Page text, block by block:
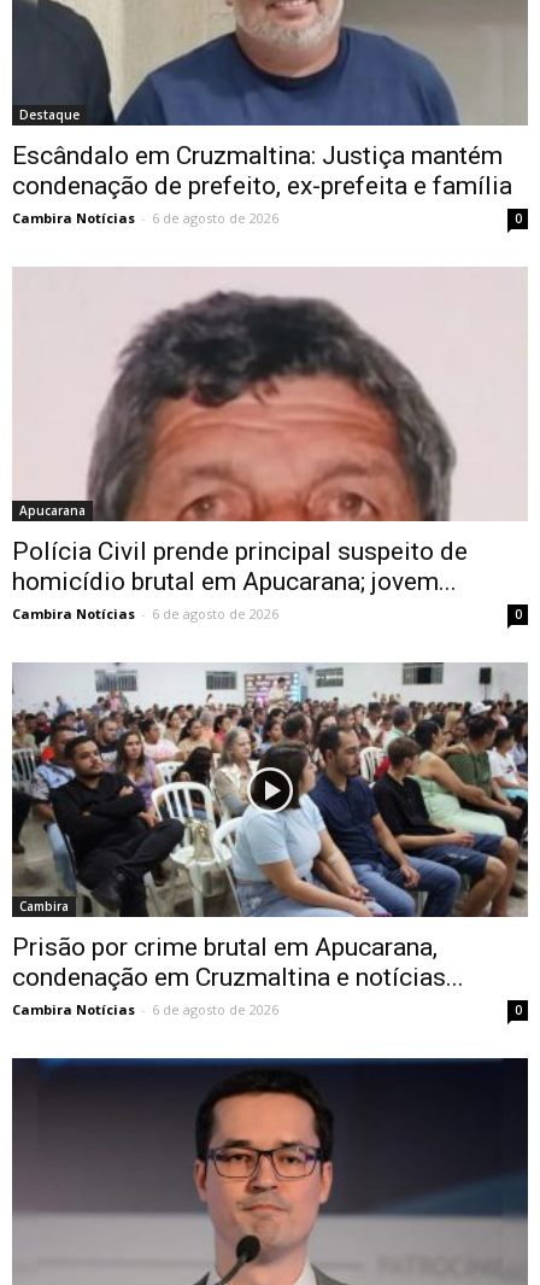
Destaque
Escândalo em Cruzmaltina: Justiça mantém
condenação de prefeito, ex-prefeita e família
Cambira Notícias - 6 de agosto de 2026 0
Apucarana
Polícia Civil prende principal suspeito de
homicídio brutal em Apucarana; jovem...
Cambira Notícias - 6 de agosto de 2026 0
Cambira
Prisão por crime brutal em Apucarana,
condenação em Cruzmaltina e notícias...
Cambira Notícias - 6 de agosto de 2026 0